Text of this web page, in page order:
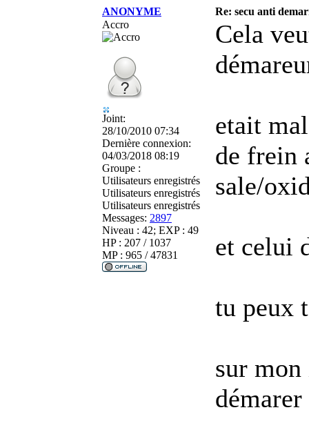
ANONYME
Re: secu anti
Accro
Joint:
28/10/2010 07:34
Dernière connexion:
04/03/2018 08:19
Groupe :
Utilisateurs enregistrés
Utilisateurs enregistrés
Utilisateurs enregistrés
Messages: 2897
Niveau : 42; EXP : 49
HP : 207 / 1037
MP : 965 / 47831
Cela
etait
de frein
sale/
et celui
tu peux
sur
démarer